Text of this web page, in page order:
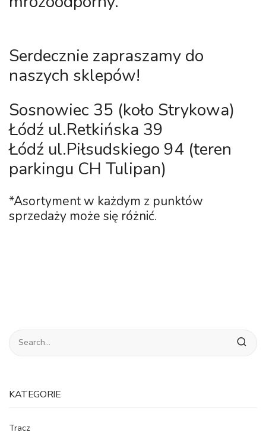
Serdecznie zapraszamy do
naszych sklepów!
Sosnowiec 35 (koło Strykowa)
Łódź ul.Retkińska 39
Łódź ul.Piłsudskiego 94 (teren
parkingu CH Tulipan)
*Asortyment w każdym z punktów
sprzedaży może się różnić.
KATEGORIE
Tracz